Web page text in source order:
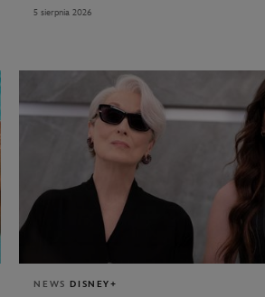
5 sierpnia 2026
NEWS DISNEY+